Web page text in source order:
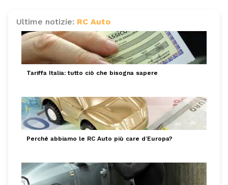
Ultime notizie: RC Auto
Tariffa Italia: tutto ciò che bisogna sapere
Perché abbiamo le RC Auto più care d’Europa?